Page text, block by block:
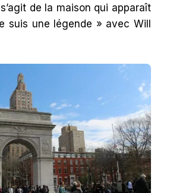
de la maison qui apparaît
suis une légende » avec Will